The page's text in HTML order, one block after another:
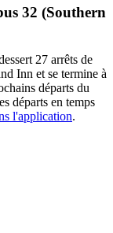
32 (Southern
27 arrêts de
Inn et se termine à
départs du
départs en temps
l'application.